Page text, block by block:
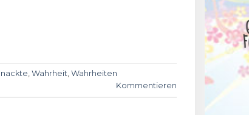
nackte, Wahrheit, Wahrheiten
Kommentieren